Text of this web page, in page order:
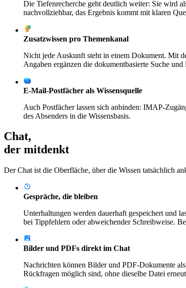
Die Tiefenrecherche geht deutlich weiter: Sie wird
nachvollziehbar, das Ergebnis kommt mit klaren
Zusatzwissen pro Themenkanal
Nicht jede Auskunft steht in einem Dokument. Mit
Angaben ergänzen die dokumentbasierte Suche
E-Mail-Postfächer als Wissensquelle
Auch Postfächer lassen sich anbinden: IMAP-
des Absenders in die Wissensbasis.
Chat,
der mitdenkt
Der Chat ist die Oberfläche, über die Wissen tatsächlich
Gespräche, die bleiben
Unterhaltungen werden dauerhaft gespeichert und
bei Tippfehlern oder abweichender Schreibweise.
Bilder und PDFs direkt im Chat
Nachrichten können Bilder und PDF-Dokumente
Rückfragen möglich sind, ohne dieselbe Datei